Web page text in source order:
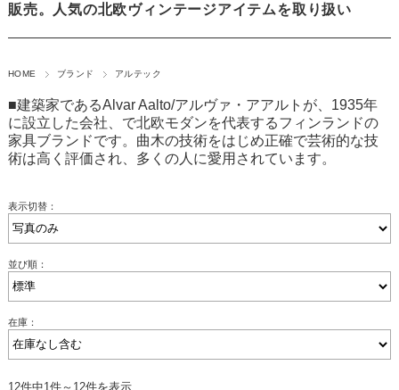
販売。人気の北欧ヴィンテージアイテムを取り扱い
HOME ブランド アルテック
■建築家であるAlvar Aalto/アルヴァ・アアルトが、1935年
に設立した会社、で北欧モダンを代表するフィンランドの
家具ブランドです。曲木の技術をはじめ正確で芸術的な技
術は高く評価され、多くの人に愛用されています。
表示切替：
並び順：
在庫：
12件中1件～12件を表示